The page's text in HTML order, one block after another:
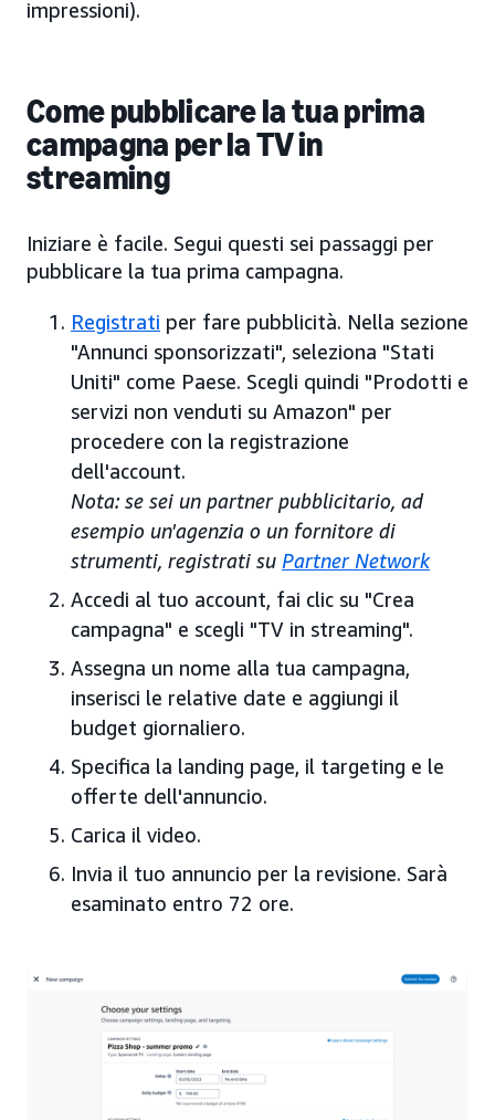
impressioni).
Come pubblicare la tua prima
campagna per la TV in
streaming
Iniziare è facile. Segui questi sei passaggi per
pubblicare la tua prima campagna.
Registrati per fare pubblicità. Nella sezione
"Annunci sponsorizzati", seleziona "Stati
Uniti" come Paese. Scegli quindi "Prodotti e
servizi non venduti su Amazon" per
procedere con la registrazione
dell'account.
Nota: se sei un partner pubblicitario, ad
esempio un'agenzia o un fornitore di
strumenti, registrati su Partner Network
Accedi al tuo account, fai clic su "Crea
campagna" e scegli "TV in streaming".
Assegna un nome alla tua campagna,
inserisci le relative date e aggiungi il
budget giornaliero.
Specifica la landing page, il targeting e le
offerte dell'annuncio.
Carica il video.
Invia il tuo annuncio per la revisione. Sarà
esaminato entro 72 ore.